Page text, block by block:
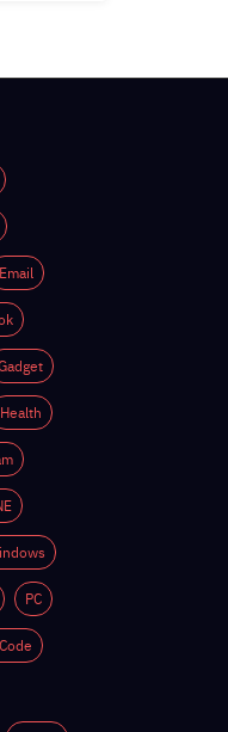
Email
Health
PC